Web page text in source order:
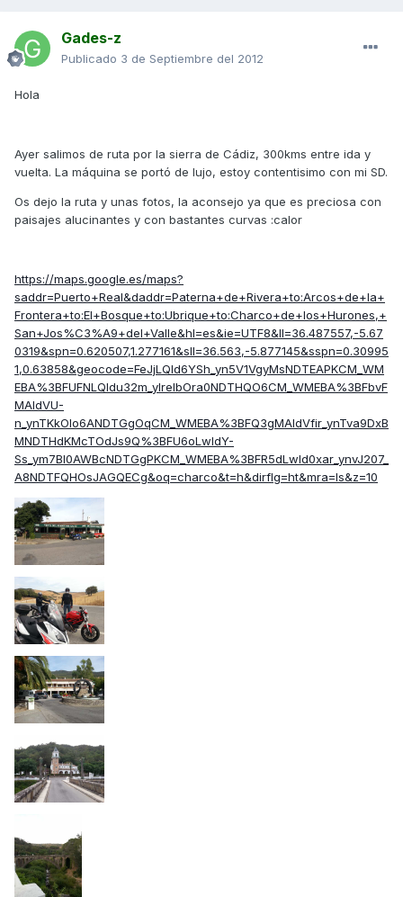
Gades-z
Publicado 3 de Septiembre del 2012
Hola
Ayer salimos de ruta por la sierra de Cádiz, 300kms entre ida y
vuelta. La máquina se portó de lujo, estoy contentisimo con mi SD.
Os dejo la ruta y unas fotos, la aconsejo ya que es preciosa con
paisajes alucinantes y con bastantes curvas :calor
https://maps.google.es/maps?
saddr=Puerto+Real&daddr=Paterna+de+Rivera+to:Arcos+de+la+
Frontera+to:El+Bosque+to:Ubrique+to:Charco+de+los+Hurones,+
San+Jos%C3%A9+del+Valle&hl=es&ie=UTF8&ll=36.487557,-5.67
0319&spn=0.620507,1.277161&sll=36.563,-5.877145&sspn=0.30995
1,0.63858&geocode=FeJjLQId6YSh_yn5V1VgyMsNDTEAPKCM_WM
EBA%3BFUFNLQIdu32m_ylreIbOra0NDTHQO6CM_WMEBA%3BFbvF
MAIdVU-
n_ynTKkOlo6ANDTGgOqCM_WMEBA%3BFQ3gMAIdVfir_ynTva9DxB
MNDTHdKMcTOdJs9Q%3BFU6oLwIdY-
Ss_ym7Bl0AWBcNDTGgPKCM_WMEBA%3BFR5dLwId0xar_ynvJ207_
A8NDTFQHOsJAGQECg&oq=charco&t=h&dirflg=ht&mra=ls&z=10